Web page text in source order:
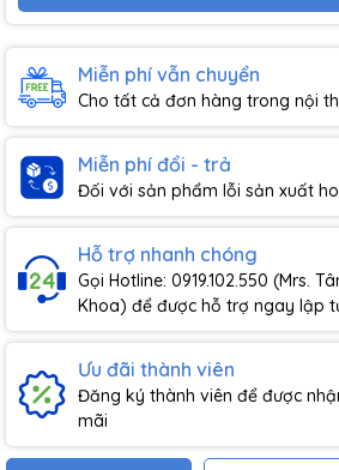
Miễn phí vẫn chuyển
Cho tất cả đơn hàng trong nội
Miễn phí đổi - trả
Đối với sản phẩm lỗi sản xuất
Hỗ trợ nhanh chóng
Gọi Hotline: 0919.102.550 (Mrs.
Khoa) để được hỗ trợ ngay lập
Ưu đãi thành viên
Đăng ký thành viên để được
mãi